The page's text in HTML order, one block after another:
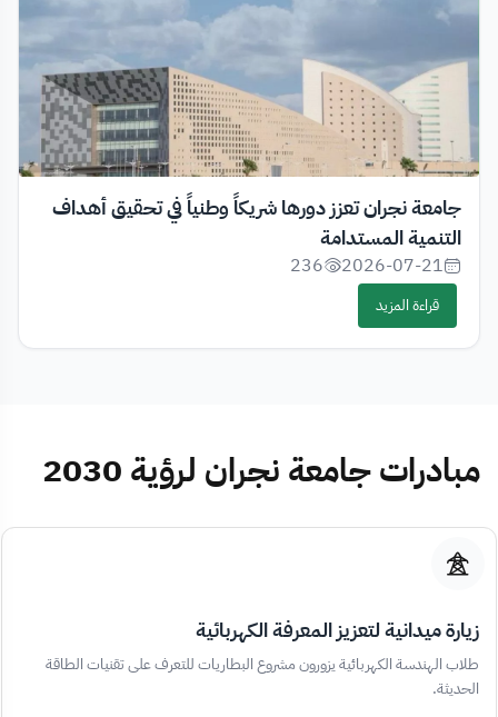
جامعة نجران تعزز دورها شريكاً وطنياً في تحقيق أهداف
التنمية المستدامة
2026-07-21
236
قراءة المزيد
مبادرات جامعة نجران لرؤية 2030
زيارة ميدانية لتعزيز المعرفة الكهربائية
طلاب الهندسة الكهربائية يزورون مشروع البطاريات للتعرف على تقنيات الطاقة
الحديثة.